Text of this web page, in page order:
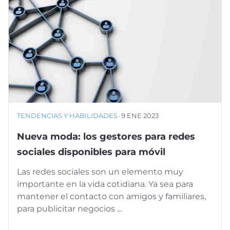
TENDENCIAS Y HABILIDADES·9 ENE 2023
Nueva moda: los gestores para redes
sociales disponibles para móvil
Las redes sociales son un elemento muy
importante en la vida cotidiana. Ya sea para
mantener el contacto con amigos y familiares,
para publicitar negocios ...